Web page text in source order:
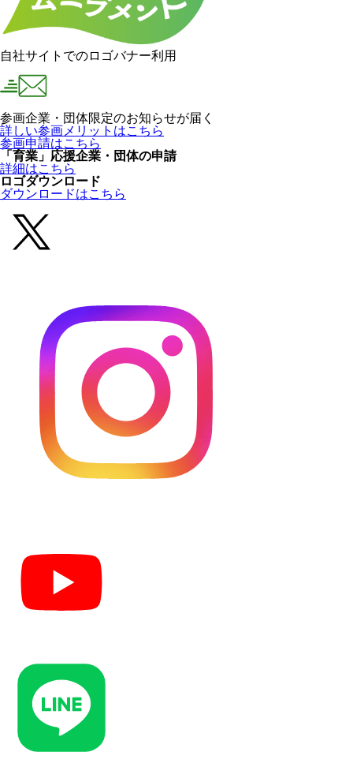
自社サイトでのロゴバナー利用
参画企業・団体限定のお知らせが届く
詳しい参画メリットはこちら
参画申請はこちら
「育業」応援企業・団体の申請
詳細はこちら
ロゴダウンロード
ダウンロードはこちら